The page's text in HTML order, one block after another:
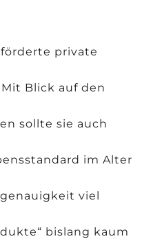
private
Blick auf den
sollte sie auch
im Alter
viel
bislang kaum